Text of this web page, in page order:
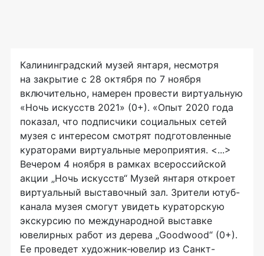
Калининградский музей янтаря, несмотря
на закрытие с 28 октября по 7 ноября
включительно, намерен провести виртуальную
«Ночь искусств 2021» (0+). «Опыт 2020 года
показал, что подписчики социальных сетей
музея с интересом смотрят подготовленные
кураторами виртуальные мероприятия. <...>
Вечером 4 ноября в рамках всероссийской
акции „Ночь искусств“ Музей янтаря откроет
виртуальный выставочный зал. Зрители ютуб-
канала музея смогут увидеть кураторскую
экскурсию по международной выставке
ювелирных работ из дерева „Goodwood“ (0+).
Ее проведет художник-ювелир из Санкт-